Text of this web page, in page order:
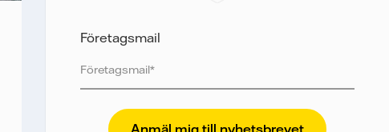
Företagsmail
Vattenfall skyddar och respekterar din integritet.